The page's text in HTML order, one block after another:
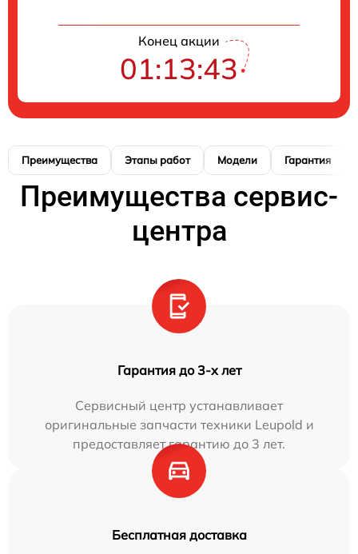
Конец акции
01:13:42
Преимущества Этапы работ Модели Гарантия
Преимущества сервис-
центра
Гарантия до 3-х лет
Сервисный центр устанавливает
оригинальные запчасти техники Leupold и
предоставляет гарантию до 3 лет.
Бесплатная доставка